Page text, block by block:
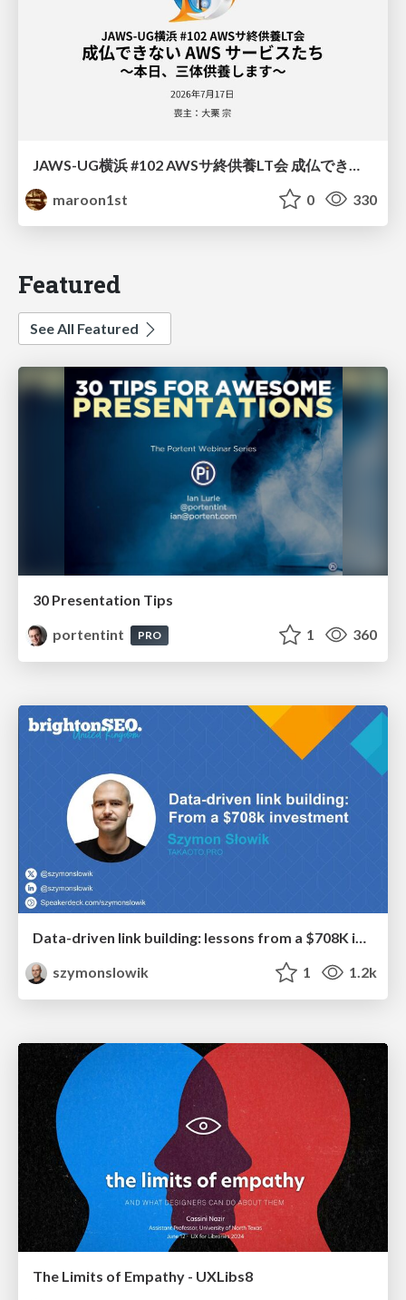
maroon1st
0 330
Featured
See All Featured
30 Presentation Tips
portentint
PRO 1 360
Data-driven link building: lessons from a $708K investment (BrightonSEO talk)
szymonslowik
1 1.2k
The Limits of Empathy - UXLibs8